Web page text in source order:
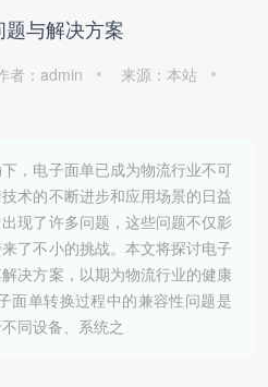
与解决方案
者：admin
来源：本站
，电子面单已成为物流行业不可
术的不断进步和应用场景的日益
现了许多问题，这些问题不仅影
了不小的挑战。本文将探讨电子
决方案，以期为物流行业的健康
面单转换过程中的兼容性问题是
同设备、系统之